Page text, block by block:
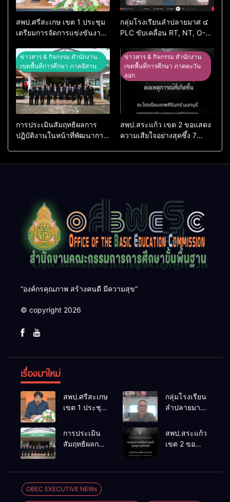
สพป.ศรีสะเกษ เขต 1 ประชุม
เตรียมการจัดการแข่งขันงาน
74 ปีการศึกษา 2569
กลุ่มโรงเรียนลำปลายมาศ ๔
PLC ขับเคลื่อน RT, NT, O-
ข่าวสาร & กิจกรรม สำนักงาน
เขตพื้นที่การศึกษา ภาคอิสาน
การประเมินสัมฤทธิผลการ
ปฏิบัติงานในหน้าที่พัฒนาการ
ข่าวสาร & กิจกรรม สำนักงาน
เขตพื้นที่การศึกษา ภาคตะวัน
ออก
สพป.สระแก้ว เขต 2 ขอแสดง
ความเสียใจอย่างสุดซึ้ง 7
“องค์กรคุณภาพ สร้างคนดี มีความสุข”
© copyright 2026
เรื่องมาใหม่
สพป.ศรีสะเกษ
เขต 1 ประชุม
จัดการ
แข่งขันงาน
ศิลปหัตถกรรม
74 ปีการ
ศึกษา 2569
กลุ่มโรงเรียน
ลำปลายมาศ
เคลื่อน RT,
NT, O-NET
การประเมิน
สัมฤทธิผลการ
ศึกษา
ตำแหน่ง รอง
สพป.สระแก้ว
เขต 2 ขอ
OBEC EXECUTIVE NEWs